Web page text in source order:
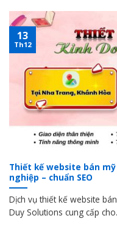
Thiết kế website bán
nghiệp – chuẩn SEO
Dịch vụ thiết kế website
Duy Solutions cung cấp
13
Th12